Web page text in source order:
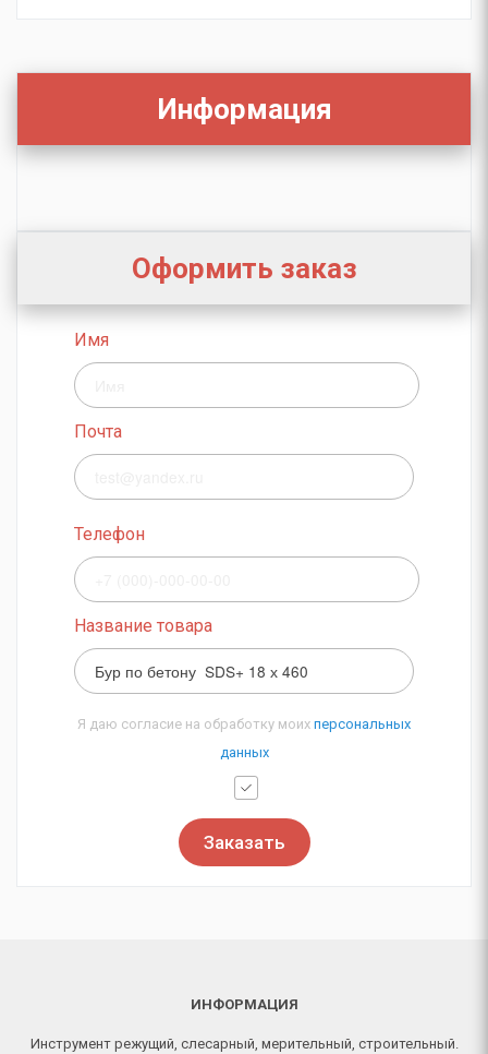
Информация
Оформить заказ
Имя
Почта
Телефон
Название товара
Я даю согласие на обработку моих персональных
данных
Заказать
ИНФОРМАЦИЯ
Инструмент режущий, слесарный, мерительный, строительный.